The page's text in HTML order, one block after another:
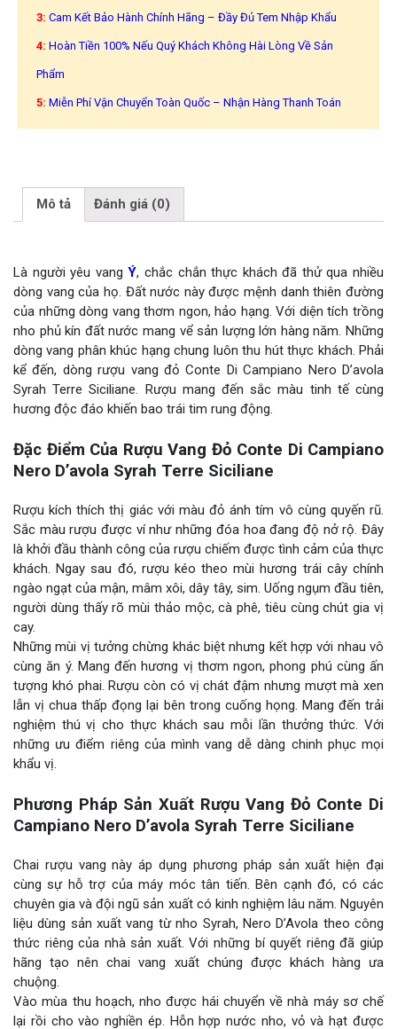
3: Cam Kết Bảo Hành Chính Hãng – Đầy Đủ Tem Nhập Khẩu
4: Hoàn Tiền 100% Nếu Quý Khách Không Hài Lòng Về Sản
Phẩm
5: Miễn Phí Vận Chuyển Toàn Quốc – Nhận Hàng Thanh Toán
Mô tả Đánh giá (0)
Là người yêu vangÝ, chắc chắn thực khách đã thử qua nhiều
dòng vang của họ. Đất nước này được mệnh danh thiên đường
của những dòng vang thơm ngon, hảo hạng. Với diện tích trồng
nho phủ kín đất nước mang vể sản lượng lớn hàng năm. Những
dòng vang phân khúc hạng chung luôn thu hút thực khách. Phải
kể đến, dòng rượu vang đỏ Conte Di Campiano Nero D’avola
Syrah Terre Siciliane. Rượu mang đến sắc màu tinh tế cùng
hương độc đáo khiến bao trái tim rung động.
Đặc Điểm Của Rượu Vang Đỏ Conte Di Campiano
Nero D’avola Syrah Terre Siciliane
Rượu kích thích thị giác với màu đỏ ánh tím vô cùng quyến rũ.
Sắc màu rượu được ví như những đóa hoa đang độ nở rộ. Đây
là khởi đầu thành công của rượu chiếm được tình cảm của thực
khách. Ngay sau đó, rượu kéo theo mùi hương trái cây chính
ngào ngạt của mận, mâm xôi, dây tây, sim. Uống ngụm đầu tiên,
người dùng thấy rõ mùi thảo mộc, cà phê, tiêu cùng chút gia vị
cay.
Những mùi vị tưởng chừng khác biệt nhưng kết hợp với nhau vô
cùng ăn ý. Mang đến hương vị thơm ngon, phong phú cùng ấn
tượng khó phai. Rượu còn có vị chát đậm nhưng mượt mà xen
lẫn vị chua thấp đọng lại bên trong cuống họng. Mang đến trải
nghiệm thú vị cho thực khách sau mỗi lần thưởng thức. Với
những ưu điểm riêng của mình vang dễ dàng chinh phục mọi
khẩu vị.
Phương Pháp Sản Xuất Rượu Vang Đỏ Conte Di
Campiano Nero D’avola Syrah Terre Siciliane
Chai rượu vang này áp dụng phương pháp sản xuất hiện đại
cùng sự hỗ trợ của máy móc tân tiến. Bên cạnh đó, có các
chuyên gia và đội ngũ sản xuất có kinh nghiệm lâu năm. Nguyên
liệu dùng sản xuất vang từ nho Syrah, Nero D’Avola theo công
thức riêng của nhà sản xuất. Với những bí quyết riêng đã giúp
hãng tạo nên chai vang xuất chúng được khách hàng ưa
chuộng.
Vào mùa thu hoạch, nho được hái chuyển về nhà máy sơ chế
lại rồi cho vào nghiền ép. Hỗn hợp nước nho, vỏ và hạt được